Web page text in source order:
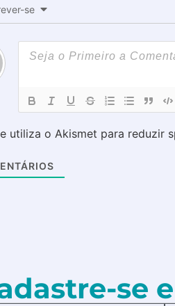
se
utiliza o Akismet para reduzir
se